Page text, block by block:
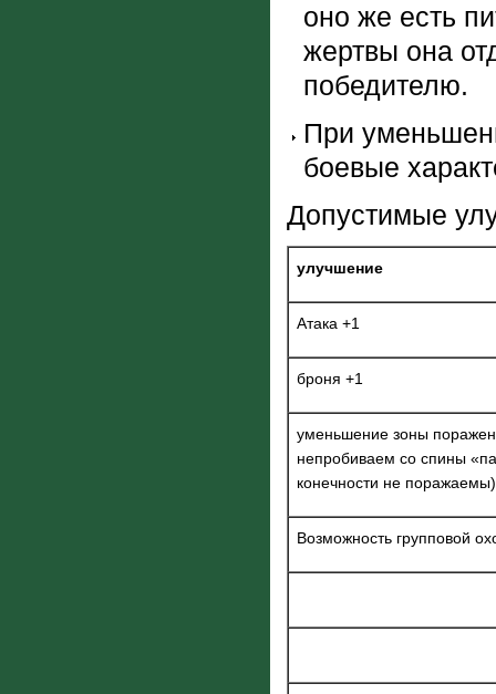
оно же есть
жертвы она
победителю.
При
боевые
Допустимые
улучшение
Атака +1
броня +1
уменьшение зоны
непробиваем со спины
конечности не поражаемы)
Возможность групповой